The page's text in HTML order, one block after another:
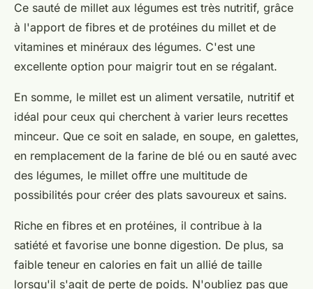
Ce sauté de millet aux légumes est très nutritif, grâce
à l'apport de fibres et de protéines du millet et de
vitamines et minéraux des légumes. C'est une
excellente option pour maigrir tout en se régalant.
En somme, le millet est un aliment versatile, nutritif et
idéal pour ceux qui cherchent à varier leurs recettes
minceur. Que ce soit en salade, en soupe, en galettes,
en remplacement de la farine de blé ou en sauté avec
des légumes, le millet offre une multitude de
possibilités pour créer des plats savoureux et sains.
Riche en fibres et en protéines, il contribue à la
satiété et favorise une bonne digestion. De plus, sa
faible teneur en calories en fait un allié de taille
lorsqu'il s'agit de perte de poids. N'oubliez pas que